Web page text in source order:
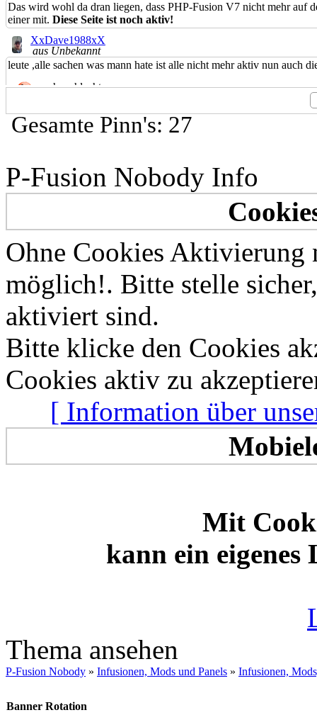
Das wird wohl da dran liegen, dass PHP-Fusion V7 nicht mehr auf
einer mit. Diese Seite ist noch aktiv!
XxDave1988xX
aus Unbekannt
leute ,alle sachen was mann hate ist alle nicht mehr aktiv nun auch
sehr schlecht
Rolly8-HL
aus Unbekannt
Allen ein frohes Fest
Emily
#tralla#01
Allen
Frischen Wind
Gesamte Pinn's: 27
P-Fusion Nobody Info
Ohne Cookies Aktivierung
möglich!. Bitte stelle
aktiviert sind.
Bitte klicke den Cookies
Cookies aktiv zu
[ Information über
Mit
kann ein
Thema ansehen
P-Fusion Nobody » Infusionen, Mods und Panels » Infusionen,
Banner Rotation